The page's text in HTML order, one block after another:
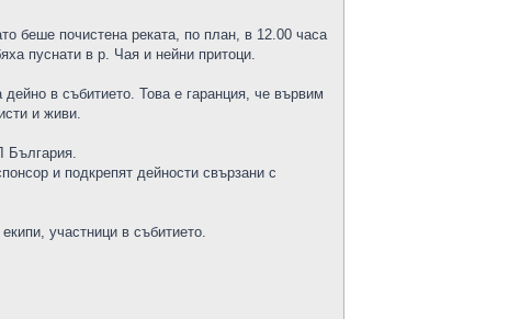
беше почистена реката, по план, в 12.00 часа
пуснати в р. Чая и нейни притоци.
в събитието. Това е гаранция, че вървим
и живи.
България.
и подкрепят дейности свързани с
участници в събитието.